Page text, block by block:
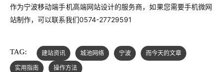
作为宁波移动端手机高端网站设计的服务商，如果您需要手机微网
站制作，可以联系我们0574-27729591
TAG: 建站资讯 城池网络 宁波
而今天的文章
实用指南
操作方法